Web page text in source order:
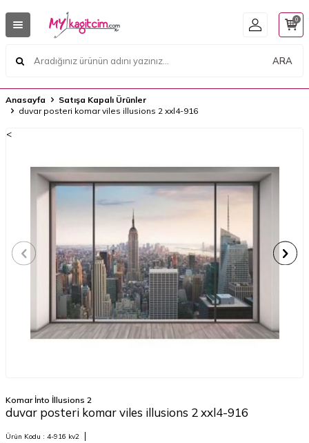
ARA
0
Anasayfa
Satışa Kapalı Ürünler
duvar posteri komar viles illusions 2 xxl4-916
<
Komar İnto İllusions 2
duvar posteri komar viles illusions 2 xxl4-916
Ürün Kodu : 4-916 kv2